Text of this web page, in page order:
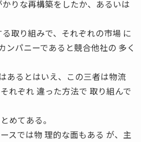
りな再構築をしたか、あるいは
取り組みで、それぞれの市場 に
ンパニーであると競合他社の 多く
あるとはいえ、この三者は物流
れぞれ 違った方法で 取り組んで
めてある。
スでは物 理的な面もある が、主